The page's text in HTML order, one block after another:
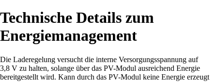
Technische Details zum
Energiemanagement
Die Laderegelung versucht die interne Versorgungsspannung auf
3,8 V zu halten, solange über das PV-Modul ausreichend Energie
bereitgestellt wird. Kann durch das PV-Modul keine Energie erzeugt